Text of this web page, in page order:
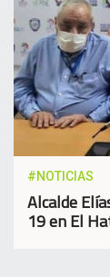
#NOTICIAS
Alcalde
19 en El